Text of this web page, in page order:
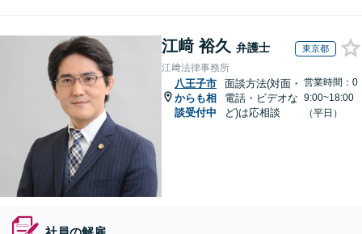
江﨑 裕久 弁護士 東京都
江﨑法律事務所
八王子市
からも相
談受付中
面談方法(対面・
電話・ビデオな
ど)は応相談
営業時間：0
9:00~18:00
（平日）